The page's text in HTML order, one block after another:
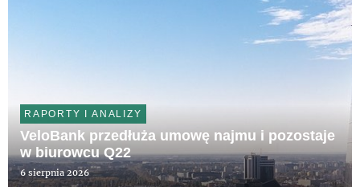
RAPORTY I ANALIZY
VeloBank przedłuża umowę najmu i pozostaje
w biurowcu Q22
6 sierpnia 2026